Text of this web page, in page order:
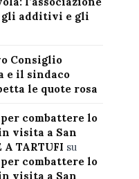
gli additivi e gli
Consiglio
e il sindaco
le quote rosa
combattere lo
visita a San
TARTUFI su
combattere lo
visita a San